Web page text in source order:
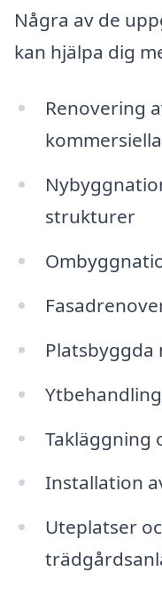
Några av de
kan hjälpa dig
Renovering
strukturer
Takläggning
Installation
Uteplatser